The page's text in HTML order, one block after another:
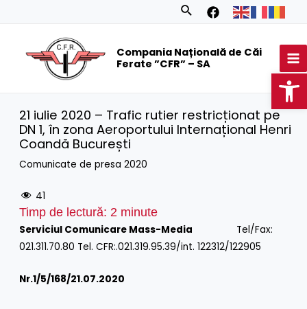
Search
Compania Națională de Căi
Ferate ”CFR” – SA
21 iulie 2020 – Trafic rutier restricționat pe
DN 1, în zona Aeroportului Internațional Henri
Coandă București
Comunicate de presa 2020
41
Timp de lectură: 2 minute
Serviciul Comunicare Mass-Media Tel/Fax:
021.311.70.80 Tel. CFR:.021.319.95.39/int. 122312/122905
Nr.1/5/168/21.07.2020